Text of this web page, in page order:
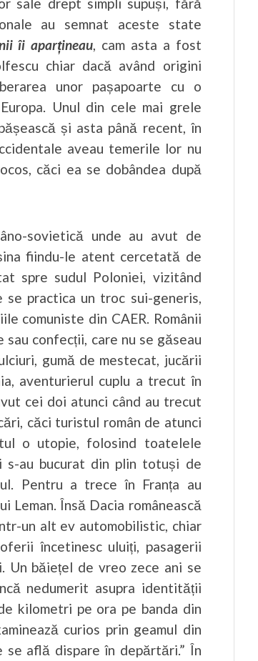
au semnat aceste state
îi aparțineau, cam asta a fost
chiar dacă având origini
unor pașapoarte cu o
Unul din cele mai grele
și asta până recent, în
aveau temerile lor nu
căci ea se dobândea după
sovietică unde au avut de
fiindu-le atent cercetată de
spre sudul Poloniei, vizitând
practica un troc sui-generis,
comuniste din CAER. Românii
confecții, care nu se găseau
gumă de mestecat, jucării
aventurierul cuplu a trecut în
cei doi atunci când au trecut
căci turistul român de atunci
o utopie, folosind toatelele
au bucurat din plin totuși de
Pentru a trece în Franța au
Leman. Însă Dacia românească
un alt ev automobilistic, chiar
încetinesc uluiți, pasagerii
Un băiețel de vreo zece ani se
nedumerit asupra identității
kilometri pe ora pe banda din
curios prin geamul din
se află dispare în depărtări.” În